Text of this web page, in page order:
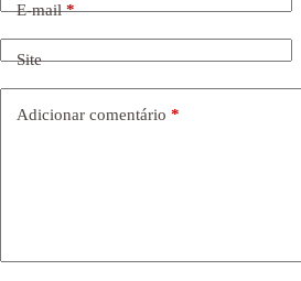
E-mail*
Site
Adicionar comentário *